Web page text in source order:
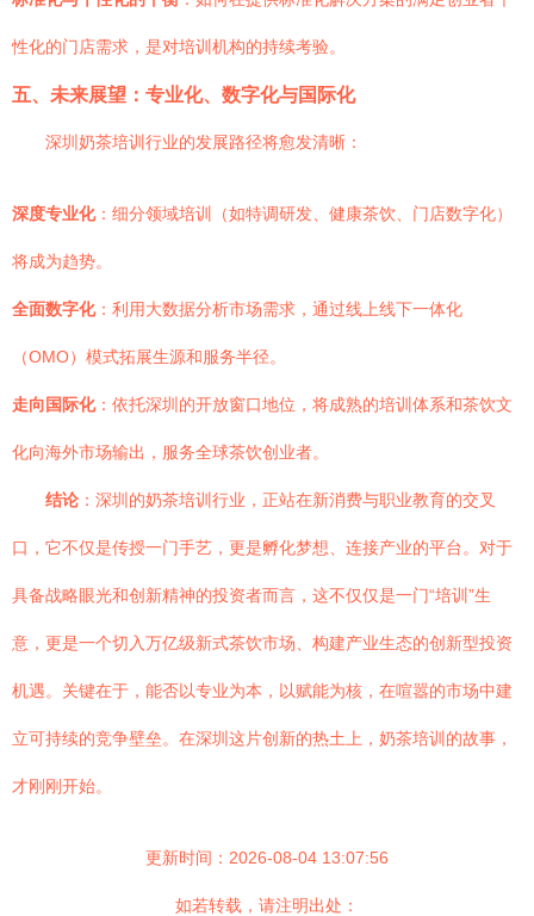
性化的门店需求，是对培训机构的持续考验。
五、未来展望：专业化、数字化与国际化
深圳奶茶培训行业的发展路径将愈发清晰：
深度专业化：细分领域培训（如特调研发、健康茶饮、门店数字化）
将成为趋势。
全面数字化：利用大数据分析市场需求，通过线上线下一体化
（OMO）模式拓展生源和服务半径。
走向国际化：依托深圳的开放窗口地位，将成熟的培训体系和茶饮文
化向海外市场输出，服务全球茶饮创业者。
结论 ：深圳的奶茶培训行业，正站在新消费与职业教育的交叉
口，它不仅是传授一门手艺，更是孵化梦想、连接产业的平台。对于
具备战略眼光和创新精神的投资者而言，这不仅仅是一门“培训”生
意，更是一个切入万亿级新式茶饮市场、构建产业生态的创新型投资
机遇。关键在于，能否以专业为本，以赋能为核，在喧嚣的市场中建
立可持续的竞争壁垒。在深圳这片创新的热土上，奶茶培训的故事，
才刚刚开始。
更新时间：2026-08-04 13:07:56
如若转载，请注明出处：